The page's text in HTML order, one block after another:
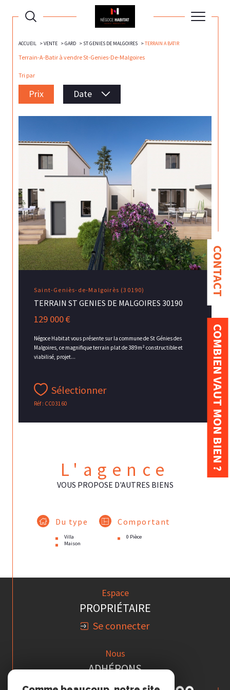
CONTACT
COMBIEN VAUT MON BIEN ?
ACCUEIL VENTE GARD ST GENIES DE MALGOIRES TERRAIN A BATIR
Terrain-A-Batir à vendre St-Genies-De-Malgoires
Tri par
Prix Date
Saint-Geniès-de-Malgoirès (30190)
TERRAIN ST GENIES DE MALGOIRES 30190
129 000 €
Négoce Habitat vous présente sur la commune de St Génies des
Malgoires, ce magnifique terrain plat de 389m² constructible et
viabilisé, projet...
Sélectionner
Réf : CC03160
L'agence
VOUS PROPOSE D'AUTRES BIENS
Du type
Villa
Maison
Comportant
0 Pièce
Espace
PROPRIÉTAIRE
Se connecter
Nous
ADHÉRONS